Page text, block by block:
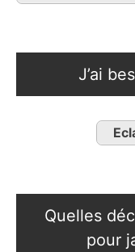
J’ai
Quelles
pour